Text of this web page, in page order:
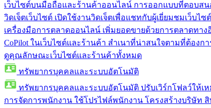
เว็บไซต์บนมือถือและร้านค้าออนไลน์ การออกแบบที่ตอบสน
วิดเจ็ตเว็บไซต์ เปิดใช้งานวิดเจ็ตเพื่อแชทกับผู้เยี่ยมชมเว็บ
เครื่องมือการตลาดออนไลน์ เพิ่มยอดขายด้วยการตลาดทาง
CoPilot ในเว็บไซต์และร้านค้า สำเนาที่น่าสนใจตามที่ต้องก
ดูคุณลักษณะเว็บไซต์และร้านค้าทั้งหมด
ทรัพยากรบุคคลและระบบอัตโนมัติ
ทรัพยากรบุคคลและระบบอัตโนมัติ ปรับเวิร์กโฟลว์ให้
การจัดการพนักงาน ใช้โปรไฟล์พนักงาน โครงสร้างบริษัท สิ